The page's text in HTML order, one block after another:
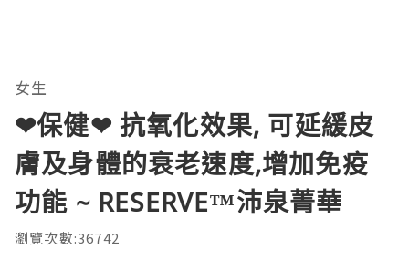
女生
❤保健❤ 抗氧化效果, 可延緩皮
膚及身體的衰老速度,增加免疫
功能 ~ RESERVE™沛泉菁華
瀏覽次數:36742